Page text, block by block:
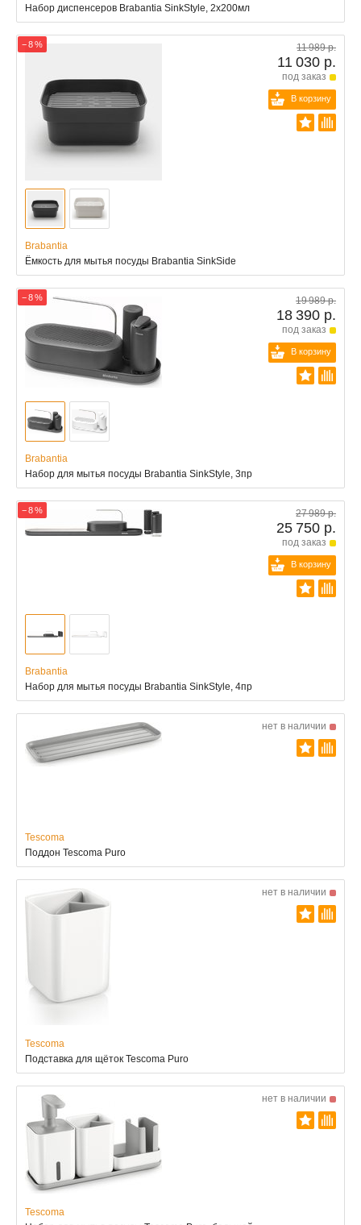
Набор диспенсеров Brabantia SinkStyle, 2х200мл
− 8 % 11 989 р.
11 030 р.
под заказ
В корзину
Brabantia
Ёмкость для мытья посуды Brabantia SinkSide
− 8 % 19 989 р.
18 390 р.
под заказ
В корзину
Brabantia
Набор для мытья посуды Brabantia SinkStyle, 3пр
− 8 % 27 989 р.
25 750 р.
под заказ
В корзину
Brabantia
Набор для мытья посуды Brabantia SinkStyle, 4пр
нет в наличии
Tescoma
Поддон Tescoma Puro
нет в наличии
Tescoma
Подставка для щёток Tescoma Puro
нет в наличии
Tescoma